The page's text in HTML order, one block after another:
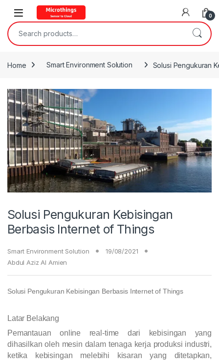
Open 0
Search for:
Home Smart Environment Solution Solusi Pengukuran
Solusi Pengukuran Kebisingan
Berbasis Internet of Things
Smart Environment Solution
19/08/2021
Abdul Aziz Al Amien
Solusi Pengukuran Kebisingan Berbasis Internet of Things
Latar Belakang
Pemantauan online real-time dari kebisingan yang
dihasilkan oleh mesin dalam tenaga kerja produksi industri,
ketika kebisingan melebihi kisaran yang ditetapkan,